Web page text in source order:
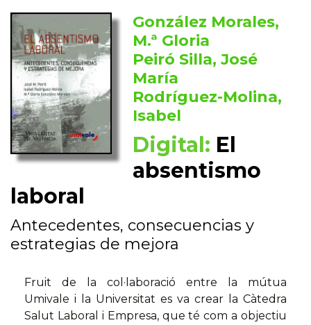
González Morales,
M.ª Gloria
Peiró Silla, José
María
Rodríguez-Molina,
Isabel
Digital: El
absentismo
laboral
Antecedentes, consecuencias y
estrategias de mejora
Fruit de la col·laboració entre la mútua
Umivale i la Universitat es va crear la Càtedra
Salut Laboral i Empresa, que té com a objectiu